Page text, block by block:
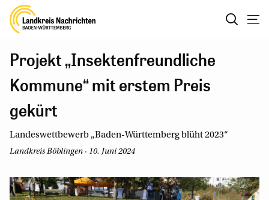
Projekt „Insektenfreundliche
Kommune“ mit erstem Preis
gekürt
Landeswettbewerb „Baden-Württemberg blüht 2023“
Landkreis Böblingen · 10. Juni 2024